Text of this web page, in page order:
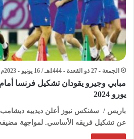
الجمعة - 27 ذو القعدة - 1444هـ / 16 يونيو - 2023م / 4:10 مساءً
مبابي وجيرو يقودان تشكيل فرنسا
يورو 2024
باريس / سفنكس نيوز أعلن ديدييه ديشامب
عن تشكيل فريقه الأساسي. لمواجهة